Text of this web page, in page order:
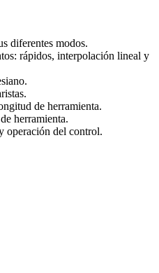
diferentes modos.
rápidos, interpolación lineal y
de herramienta.
herramienta.
operación del control.